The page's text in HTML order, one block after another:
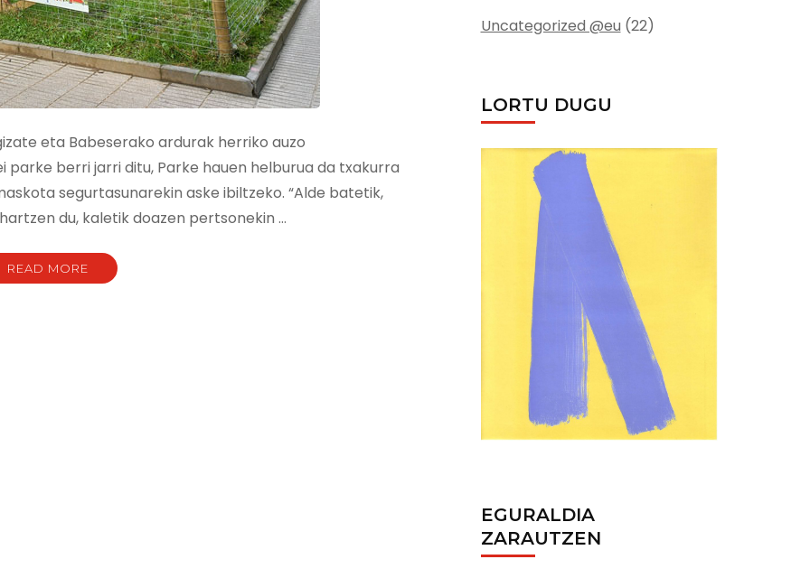
eta Babeserako ardurak herriko auzo
berri jarri ditu, Parke hauen helburua da txakurra
segurtasunarekin aske ibiltzeko. “Alde batetik,
du, kaletik doazen pertsonekin …
READ MORE
Uncategorized @eu (22)
LORTU DUGU
EGURALDIA
ZARAUTZEN